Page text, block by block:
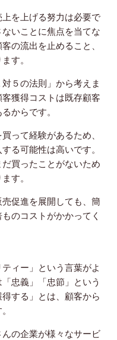
を上げる努力は必要で
いことに焦点を当てな
の流出を止めること、
す。
５の法則」から考えま
獲得コストは既存顧客
からです。
って経験があるため、
る可能性は高いです。
買ったことがないため
す。
促進を展開しても、簡
のコストがかかってく
ィー」という言葉がよ
忠義」「忠節」という
する」とは、顧客から
の企業が様々なサービ